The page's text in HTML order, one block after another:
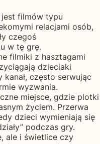
jest filmów typu
relacjami osób,
czegoś
w tę grę.
filmiki z hasztagami
dzieciaki
często serwując
wyzwania.
miejsce, gdzie plotki
życiem. Przerwa
dzieci wymieniają się
podczas gry.
ale i świetlice czy